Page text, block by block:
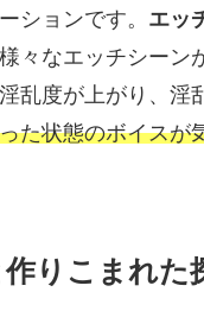
ションです。 エッ
々なエッチシーン
乱度が上がり、淫
た状態のボイスが
りこまれた